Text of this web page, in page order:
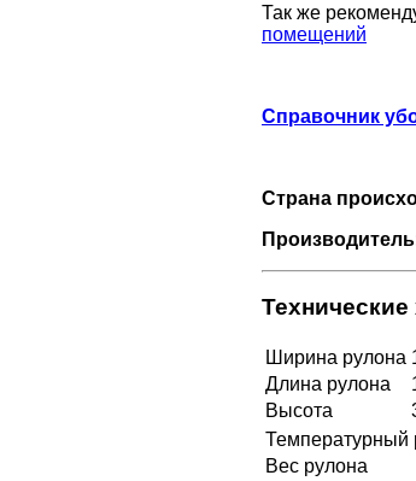
Так же
помещений
Справочник
Страна
Производитель
Технические
Ширина рулона
Длина рулона
Высота
Температурный
Вес рулона